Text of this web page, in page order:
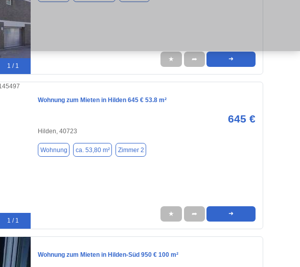
1 / 1
★ ➦ ➜
1 / 1
Wohnung zum Mieten in Hilden 645 € 53.8 m²
645 €
Hilden, 40723
Wohnung ca. 53,80 m² Zimmer 2
★ ➦ ➜
Wohnung zum Mieten in Hilden-Süd 950 € 100 m²